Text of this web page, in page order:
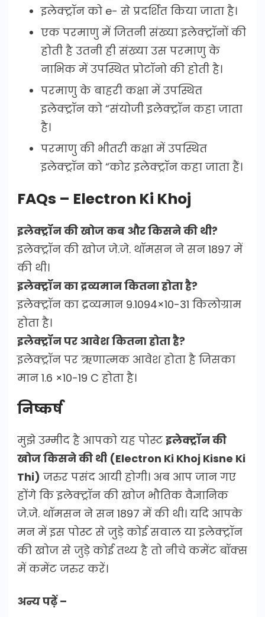
इलेक्ट्रॉन को e- से प्रदर्शित किया जाता है।
एक परमाणु में जितनी संख्या इलेक्ट्रॉनों की
होती है उतनी ही संख्या उस परमाणु के
नाभिक में उपस्थित प्रोटॉनो की होती है।
परमाणु के बाहरी कक्षा में उपस्थित
इलेक्ट्रॉन को “संयोजी इलेक्ट्रॉन कहा जाता
है।
परमाणु की भीतरी कक्षा में उपस्थित
इलेक्ट्रॉन को “कोर इलेक्ट्रॉन कहा जाता हैं।
FAQs – Electron Ki Khoj
इलेक्ट्रॉन की खोज कब और किसने की थी?
इलेक्ट्रॉन की खोज जे.जे. थॉमसन ने सन 1897 में
की थी।
इलेक्ट्रॉन का द्रव्यमान कितना होता है?
इलेक्ट्रॉन का द्रव्यमान 9.1094×10-31 किलोग्राम
होता है।
इलेक्ट्रॉन पर आवेश कितना होता है?
इलेक्ट्रॉन पर ऋणात्मक आवेश होता है जिसका
मान 1.6 ×10-19 C होता है।
निष्कर्ष
मुझे उम्मीद है आपको यह पोस्ट इलेक्ट्रॉन की
खोज किसने की थी (Electron Ki Khoj Kisne Ki
Thi) जरुर पसंद आयी होगी। अब आप जान गए
होंगे कि इलेक्ट्रॉन की खोज भौतिक वैज्ञानिक
जे.जे. थॉमसन ने सन 1897 में की थी। यदि आपके
मन में इस पोस्ट से जुड़े कोई सवाल या इलेक्ट्रॉन
की खोज से जुड़े कोई तथ्य है तो नीचे कमेंट बॉक्स
में कमेंट जरुर करें।
अन्य पढ़ें –